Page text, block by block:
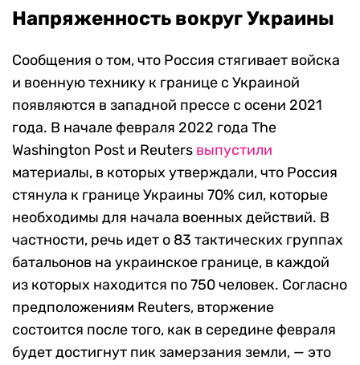
Напряженность вокруг Украины
Сообщения о том, что Россия стягивает войска
и военную технику к границе с Украиной
появляются в западной прессе с осени 2021
года. В начале февраля 2022 года The
Washington Post и Reuters выпустили
материалы, в которых утверждали, что Россия
стянула к границе Украины 70% сил, которые
необходимы для начала военных действий. В
частности, речь идет о 83 тактических группах
батальонов на украинское границе, в каждой
из которых находится по 750 человек. Согласно
предположениям Reuters, вторжение
состоится после того, как в середине февраля
будет достигнут пик замерзания земли, — это